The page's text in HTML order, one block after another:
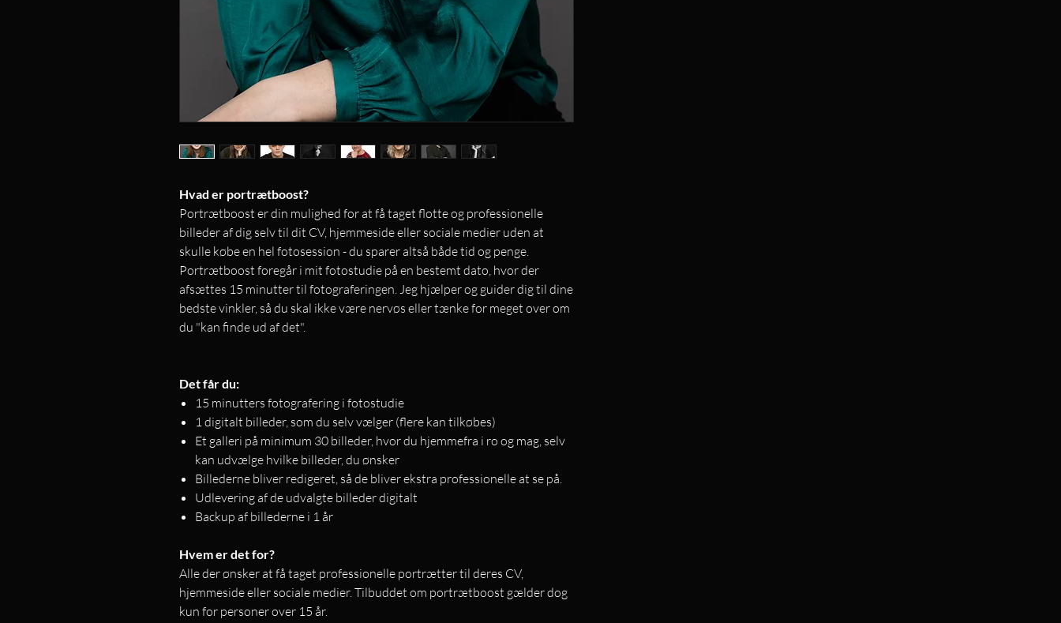
Hvad er portrætboost?
Portrætboost er din mulighed for at få taget flotte og professionelle
billeder af dig selv til dit CV, hjemmeside eller sociale medier uden at
skulle købe en hel fotosession - du sparer altså både tid og penge.
Portrætboost foregår i mit fotostudie på en bestemt dato, hvor der
afsættes 15 minutter til fotograferingen. Jeg hjælper og guider dig til dine
bedste vinkler, så du skal ikke være nervøs eller tænke for meget over om
du "kan finde ud af det".
Det får du:
15 minutters fotografering i fotostudie
1 digitalt billeder, som du selv vælger (flere kan tilkøbes)
Et galleri på minimum 30 billeder, hvor du hjemmefra i ro og mag, selv
kan udvælge hvilke billeder, du ønsker
Billederne bliver redigeret, så de bliver ekstra professionelle at se på.
Udlevering af de udvalgte billeder digitalt
Backup af billederne i 1 år
Hvem er det for?
Alle der ønsker at få taget professionelle portrætter til deres CV,
hjemmeside eller sociale medier. Tilbuddet om portrætboost gælder dog
kun for personer over 15 år.